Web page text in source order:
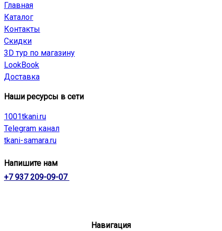
Главная
Каталог
Контакты
Скидки
3D тур по магазину
LookBook
Доставка
Наши ресурсы в сети
1001tkani.ru
Telegram канал
tkani-samara.ru
Напишите нам
+7 937 209-09-07
Навигация